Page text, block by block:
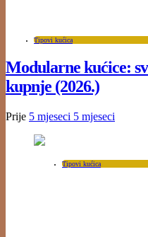
Tipovi kućica
Modularne kućice:
kupnje (2026.)
Prije 5 mjeseci 5 mjeseci
Tipovi kućica